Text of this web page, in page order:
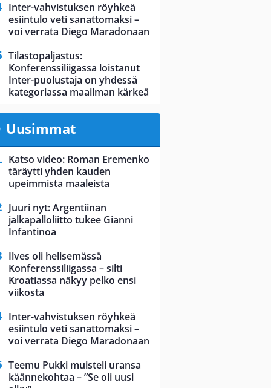
Inter-vahvistuksen röyhkeä
esiintulo veti sanattomaksi –
voi verrata Diego Maradonaan
Tilastopaljastus:
Konferenssiliigassa loistanut
Inter-puolustaja on yhdessä
kategoriassa maailman kärkeä
Uusimmat
Katso video: Roman Eremenko
täräytti yhden kauden
upeimmista maaleista
Juuri nyt: Argentiinan
jalkapalloliitto tukee Gianni
Infantinoa
Ilves oli helisemässä
Konferenssiliigassa – silti
Kroatiassa näkyy pelko ensi
viikosta
Inter-vahvistuksen röyhkeä
esiintulo veti sanattomaksi –
voi verrata Diego Maradonaan
Teemu Pukki muisteli uransa
käännekohtaa – ”Se oli uusi